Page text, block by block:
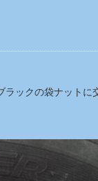
ラックの袋ナットに